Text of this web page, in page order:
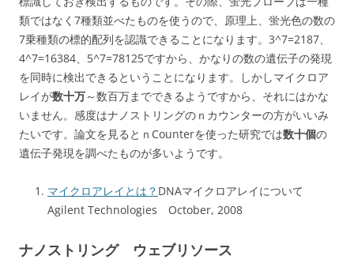
類ではなく7種類並べたものを使うので、原理上、蛍光色の数の
7乗種類の標的配列を認識できることになります。3^7=2187、
4^7=16384、5^7=78125ですから、かなりの数の遺伝子の発現
を同時に検出できるということになります。しかしマイクロア
レイが数十万～数百万までできるようですから、それにはかな
いません。感度はナノストリングのｎカウンターの方がいいみ
たいです。論文を見るとｎCounterを使った研究では数十個の
遺伝子発現を調べたものが多いようです。
マイクロアレイとは？ DNAマイクロアレイについて
Agilent Technologies October, 2008
ナノストリング ウェブリソース